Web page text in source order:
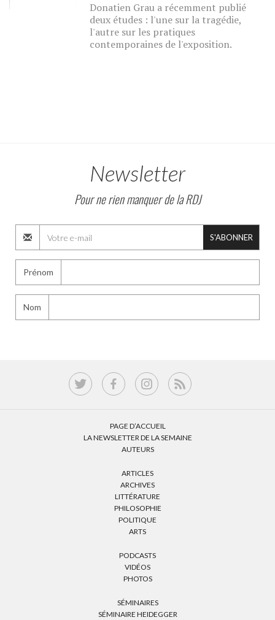
Donatien Grau a récemment publié
deux études : l'une sur la tragédie,
l'autre sur les pratiques
contemporaines de l'exposition.
Newsletter
Pour ne rien manquer de la RDJ
S'ABONNER
Prénom
Nom
PAGE D’ACCUEIL
LA NEWSLETTER DE LA SEMAINE
AUTEURS
ARTICLES
ARCHIVES
LITTÉRATURE
PHILOSOPHIE
POLITIQUE
ARTS
PODCASTS
VIDÉOS
PHOTOS
SÉMINAIRES
SÉMINAIRE HEIDEGGER